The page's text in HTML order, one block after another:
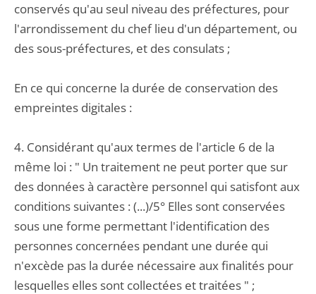
conservés qu'au seul niveau des préfectures, pour
l'arrondissement du chef lieu d'un département, ou
des sous-préfectures, et des consulats ;
En ce qui concerne la durée de conservation des
empreintes digitales :
4. Considérant qu'aux termes de l'article 6 de la
même loi : " Un traitement ne peut porter que sur
des données à caractère personnel qui satisfont aux
conditions suivantes : (...)/5° Elles sont conservées
sous une forme permettant l'identification des
personnes concernées pendant une durée qui
n'excède pas la durée nécessaire aux finalités pour
lesquelles elles sont collectées et traitées " ;